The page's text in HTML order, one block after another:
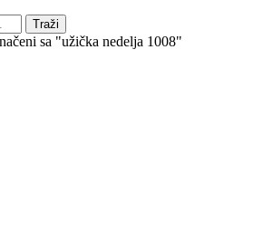
Traži
sa "užička nedelja 1008"